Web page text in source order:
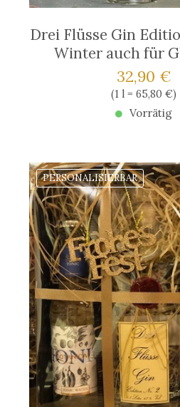
Drei Flüsse Gin
Winter auch für
32,90 €
Preis pro (1 l
(1 l = 65,80 €)
Vorrätig
PERSONALISIERBAR